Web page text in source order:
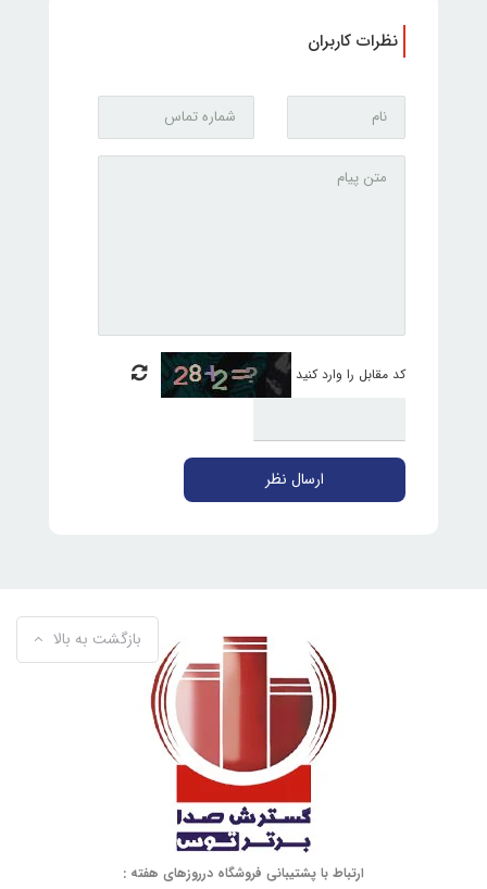
نظرات کاربران
کد مقابل را وارد کنید
ارسال نظر
بازگشت به بالا
ارتباط با پشتیبانی فروشگاه درروزهای هفته :